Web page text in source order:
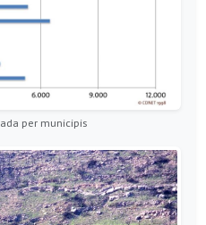
per municipis